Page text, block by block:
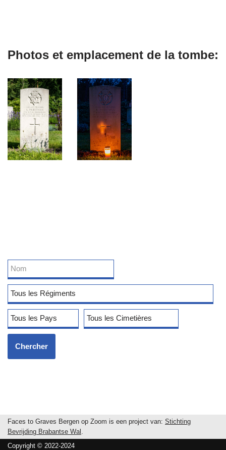
Photos et emplacement de la tombe:
Faces to Graves Bergen op Zoom is een project van: Stichting
Bevrijding Brabantse Wal .
Copyright © 2022-2024